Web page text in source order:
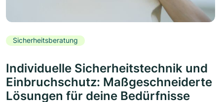
Sicherheitsberatung
Individuelle Sicherheitstechnik und
Einbruchschutz: Maßgeschneiderte
Lösungen für deine Bedürfnisse